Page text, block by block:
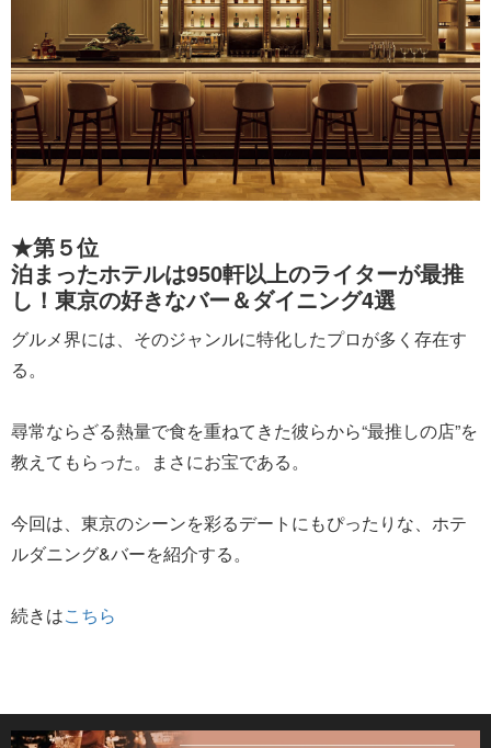
★第５位
泊まったホテルは950軒以上のライターが最推
し！東京の好きなバー＆ダイニング4選
グルメ界には、そのジャンルに特化したプロが多く存在す
る。
尋常ならざる熱量で食を重ねてきた彼らから“最推しの店”を
教えてもらった。まさにお宝である。
今回は、東京のシーンを彩るデートにもぴったりな、ホテ
ルダニング&バーを紹介する。
続きはこちら